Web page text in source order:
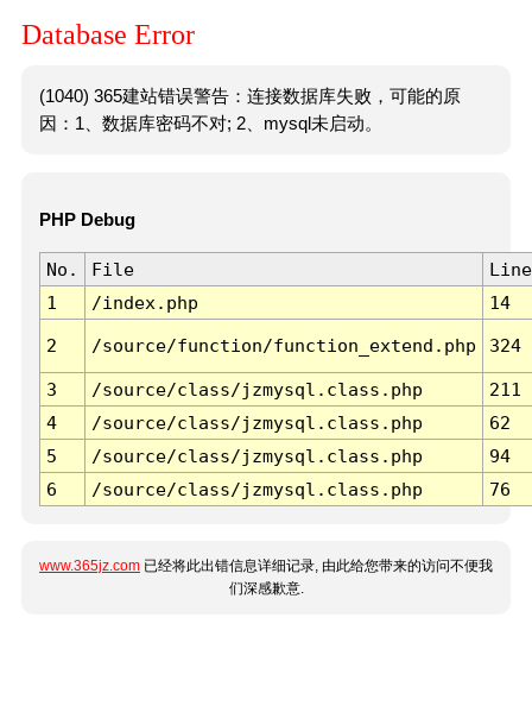
Database Error
(1040) 365建站错误警告：连接数据库失败，可能的原
因：1、数据库密码不对; 2、mysql未启动。
PHP Debug
No. File
Line
1
/index.php 14
2 /source/function/function_extend.php 324
3 /source/class/jzmysql.class.php
211
4
/source/class/jzmysql.class.php
62
5
/source/class/jzmysql.class.php
94
6
/source/class/jzmysql.class.php 76
www.365jz.com 已经将此出错信息详细记录, 由此给您带来的访问不便我
们深感歉意.